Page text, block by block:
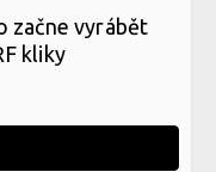
začne vyrábět
kliky